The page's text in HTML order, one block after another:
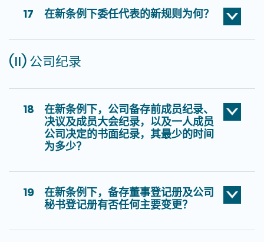
17 在新条例下委任代表的新规则为何？
(II) 公司纪录
18
在新条例下，公司备存前成员纪录、
决议及成员大会纪录，以及一人成员
公司决定的书面纪录，其最少的时间
为多少？
19
在新条例下，备存董事登记册及公司
秘书登记册有否任何主要变更？